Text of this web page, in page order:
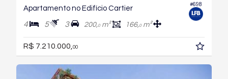
#698
Apartamento no Edifício Cartier
4 5 3 200,0m² 166,0m²
R$ 7.210.000, 00